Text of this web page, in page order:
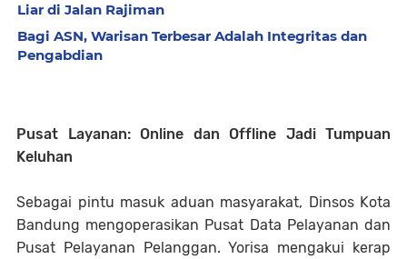
Liar di Jalan Rajiman
Bagi ASN, Warisan Terbesar Adalah Integritas dan
Pengabdian
Pusat Layanan: Online dan Offline Jadi Tumpuan
Keluhan
Sebagai pintu masuk aduan masyarakat, Dinsos Kota
Bandung mengoperasikan Pusat Data Pelayanan dan
Pusat Pelayanan Pelanggan. Yorisa mengakui kerap